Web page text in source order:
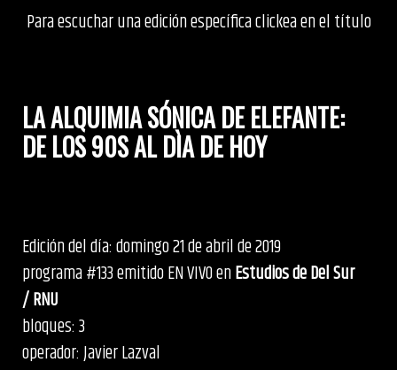
Para escuchar una edición específica clickea en el título
LA ALQUIMIA SÓNICA DE ELEFANTE:
DE LOS 90S AL DÌA DE HOY
Edición del día: domingo 21 de abril de 2019
programa #133 emitido EN VIVO enEstudios de Del Sur
/ RNU
bloques: 3
operador: Javier Lazval